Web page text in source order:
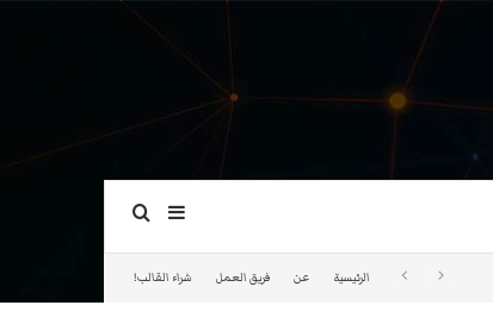
إضافة عمود جانبي
بحث عن
الرئيسية عن فريق العمل شراء القالب!